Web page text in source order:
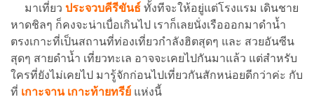
มาเที่ยว ประจวบคีรีขันธ์ ทั้งทีจะให้อยู่แต่โรงแรม เดินชาย
หาดชิลๆ ก็คงจะน่าเบื่อเกินไป เราก็เลยนั่งเรือออกมาดำน้ำ
ตรงเกาะที่เป็นสถานที่ท่องเที่ยวกำลังฮิตสุดๆ และ สวยอันซีน
สุดๆ สายดำน้ำ เที่ยวทะเล อาจจะเคยไปกันมาแล้ว แต่สำหรับ
ใครที่ยังไม่เคยไป มารู้จักก่อนไปเที่ยวกันสักหน่อยดีกว่าค่ะ กับ
ที่ เกาะจาน เกาะท้ายทรีย์ แห่งนี้